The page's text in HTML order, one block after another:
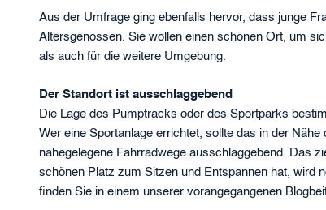
Aus der Umfrage ging ebenfalls hervor, dass junge
Altersgenossen. Sie wollen einen schönen Ort, um
als auch für die weitere Umgebung.
Der Standort ist ausschlaggebend
Die Lage des Pumptracks oder des Sportparks
Wer eine Sportanlage errichtet, sollte das in der
nahegelegene Fahrradwege ausschlaggebend. Das
schönen Platz zum Sitzen und Entspannen hat, wird
finden Sie in einem unserer vorangegangenen